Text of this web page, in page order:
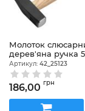
Молоток
дерев'яна ручка
Артикул: 42_25123
186,00 грн